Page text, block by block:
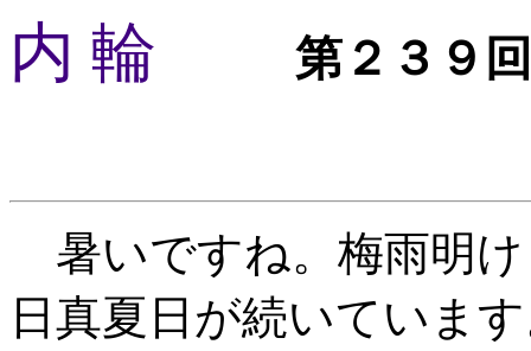
内 輪 第２３９回
暑いですね。梅雨明
日真夏日が続いていま